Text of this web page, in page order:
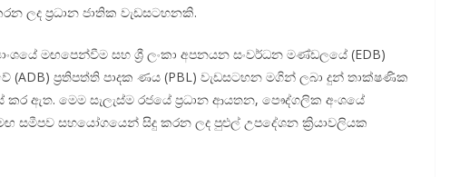
ලද ප්‍රධාන ජාතික වැඩසටහනකි.
මඟපෙන්වීම සහ ශ්‍රී ලංකා අපනයන සංවර්ධන මණ්ඩලයේ (EDB)
(ADB) ප්‍රතිපත්ති පාදක ණය (PBL) වැඩසටහන මගින් ලබා දුන් තාක්ෂණික
කර ඇත. මෙම සැලැස්ම රජයේ ප්‍රධාන ආයතන, පෞද්ගලික අංශයේ
සමීපව සහයෝගයෙන් සිදු කරන ලද පුළුල් උපදේශන ක්‍රියාවලියක